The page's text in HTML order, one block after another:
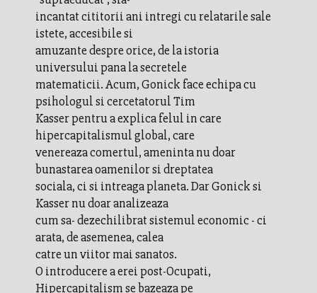
incantat cititorii ani intregi cu relatarile sale
istete, accesibile si
amuzante despre orice, de la istoria
universului pana la secretele
matematicii. Acum, Gonick face echipa cu
psihologul si cercetatorul Tim
Kasser pentru a explica felul in care
hipercapitalismul global, care
venereaza comertul, ameninta nu doar
bunastarea oamenilor si dreptatea
sociala, ci si intreaga planeta. Dar Gonick si
Kasser nu doar analizeaza
cum sa- dezechilibrat sistemul economic - ci
arata, de asemenea, calea
catre un viitor mai sanatos.
O introducere a erei post-Ocupati,
Hipercapitalism se bazeaza pe